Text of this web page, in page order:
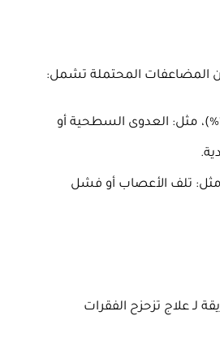
المضاعفات المحتملة تشمل:
الشائعة (5–15%)، مثل: العدوى السطحية أو
(<3%)، مثل: تلف الأعصاب أو فشل
لـ علاج تزحزح الفقرات